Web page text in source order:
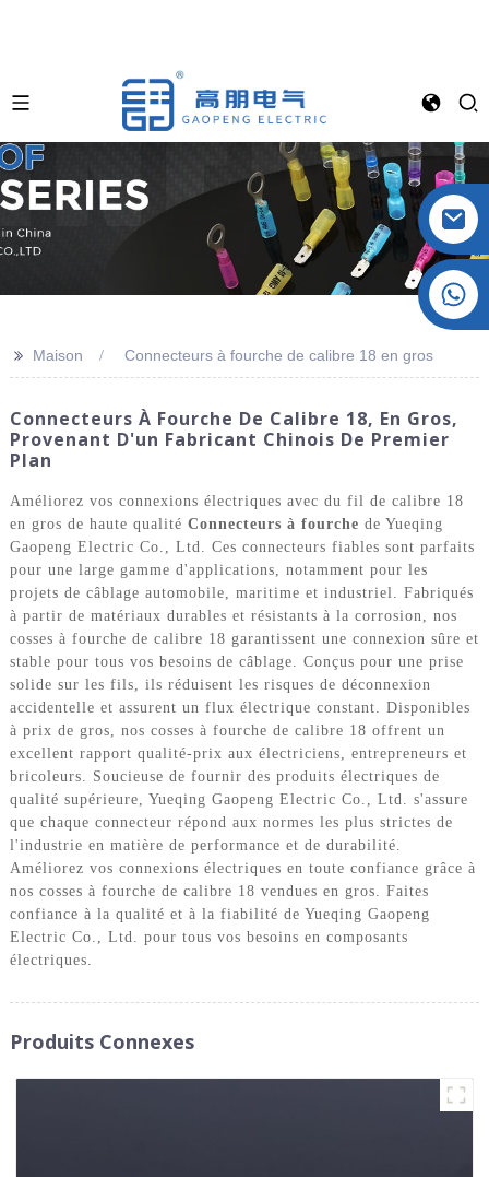
Cristal : +86 19032081819
>> Maison Connecteurs à fourche de calibre 18 en gros
Connecteurs À Fourche De Calibre 18, En Gros,
Provenant D'un Fabricant Chinois De Premier
Plan
Améliorez vos connexions électriques avec du fil de calibre 18
en gros de haute qualité Connecteurs à fourche de Yueqing
Gaopeng Electric Co., Ltd. Ces connecteurs fiables sont parfaits
pour une large gamme d'applications, notamment pour les
projets de câblage automobile, maritime et industriel. Fabriqués
à partir de matériaux durables et résistants à la corrosion, nos
cosses à fourche de calibre 18 garantissent une connexion sûre et
stable pour tous vos besoins de câblage. Conçus pour une prise
solide sur les fils, ils réduisent les risques de déconnexion
accidentelle et assurent un flux électrique constant. Disponibles
à prix de gros, nos cosses à fourche de calibre 18 offrent un
excellent rapport qualité-prix aux électriciens, entrepreneurs et
bricoleurs. Soucieuse de fournir des produits électriques de
qualité supérieure, Yueqing Gaopeng Electric Co., Ltd. s'assure
que chaque connecteur répond aux normes les plus strictes de
l'industrie en matière de performance et de durabilité.
Améliorez vos connexions électriques en toute confiance grâce à
nos cosses à fourche de calibre 18 vendues en gros. Faites
confiance à la qualité et à la fiabilité de Yueqing Gaopeng
Electric Co., Ltd. pour tous vos besoins en composants
électriques.
Produits Connexes